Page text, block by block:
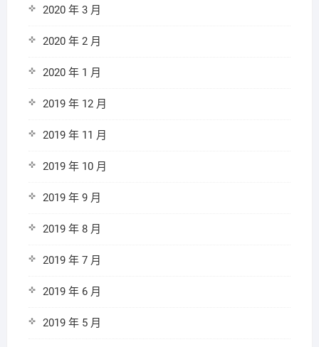
2020 年 3 月
2020 年 2 月
2020 年 1 月
2019 年 12 月
2019 年 11 月
2019 年 10 月
2019 年 9 月
2019 年 8 月
2019 年 7 月
2019 年 6 月
2019 年 5 月